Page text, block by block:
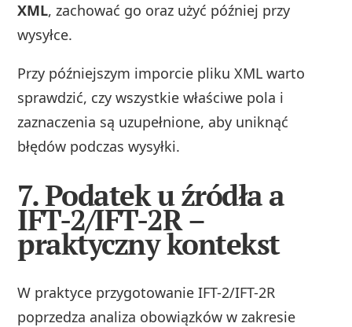
XML, zachować go oraz użyć później przy
wysyłce.
Przy późniejszym imporcie pliku XML warto
sprawdzić, czy wszystkie właściwe pola i
zaznaczenia są uzupełnione, aby uniknąć
błędów podczas wysyłki.
7. Podatek u źródła a
IFT-2/IFT-2R –
praktyczny kontekst
W praktyce przygotowanie IFT-2/IFT-2R
poprzedza analiza obowiązków w zakresie